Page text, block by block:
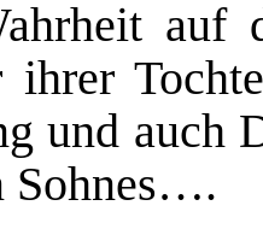
auf
ihrer
und auch
Sohnes….